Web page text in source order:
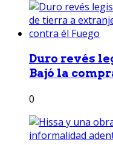
Duro revés
Bajó la
0